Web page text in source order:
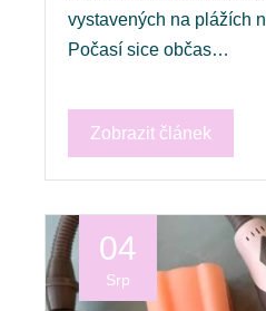
vystavených na plážích
Počasí sice občas…
Zobrazit článek
04
Srp